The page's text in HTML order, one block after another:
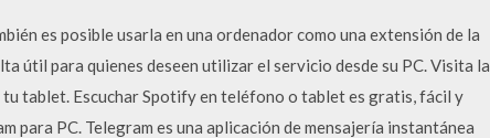
es posible usarla en una ordenador como una extensión de la
útil para quienes deseen utilizar el servicio desde su PC. Visita la
tablet. Escuchar Spotify en teléfono o tablet es gratis, fácil y
para PC. Telegram es una aplicación de mensajería instantánea